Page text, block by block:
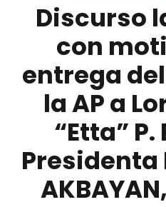
Discurso
con
entrega
la AP a
“Etta”
Presidenta